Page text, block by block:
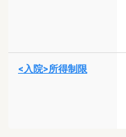
<入院>所得制限